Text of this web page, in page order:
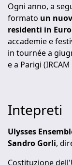
Ogni anno, a
formato un
residenti in
accademie e
in tournée a
e a Parigi
Intepreti
Ulysses
Sandro Gorli,
Costituzione